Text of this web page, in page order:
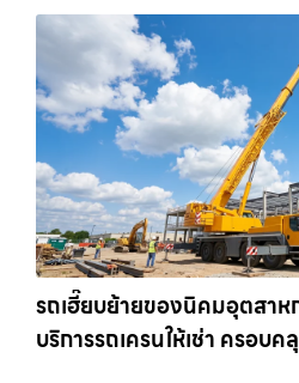
รถเฮี๊ยบย้ายของนิคมอุตสา
บริการรถเครนให้เช่า ครอบ